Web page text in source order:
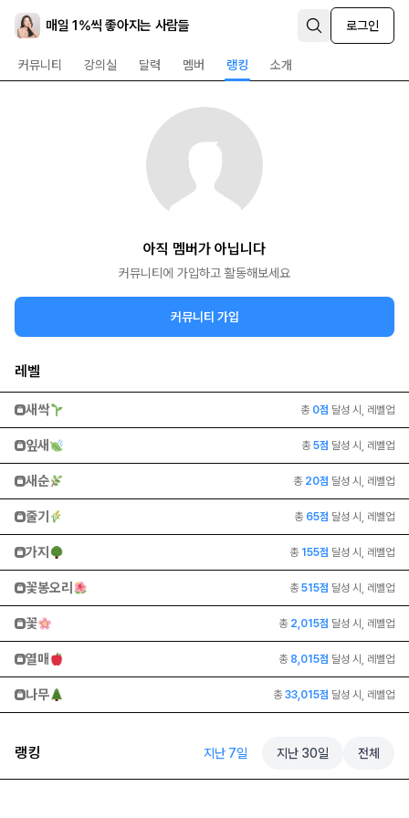
매일 1%씩 좋아지는 사람들 로그인
커뮤니티 강의실 달력 멤버 랭킹 소개
아직 멤버가 아닙니다
커뮤니티에 가입하고 활동해보세요
커뮤니티 가입
레벨
새싹 총 0점 달성 시, 레벨업
잎새 총5점 달성 시, 레벨업
새순 총 20점 달성 시, 레벨업
줄기 총 65점 달성 시, 레벨업
가지 총 155점 달성 시, 레벨업
꽃봉오리 총515점 달성 시, 레벨업
꽃 총 2,015점 달성 시, 레벨업
열매 총 8,015점 달성 시, 레벨업
나무 총33,015점 달성 시, 레벨업
랭킹 지난 7일 지난 30일 전체